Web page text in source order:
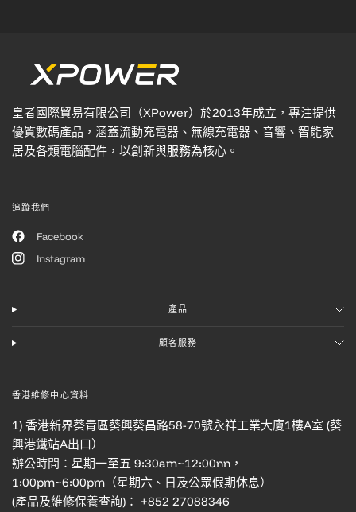
皇者國際貿易有限公司（XPower）於2013年成立，專注提供
優質數碼產品，涵蓋流動充電器、無線充電器、音響、智能家
居及各類電腦配件，以創新與服務為核心。
追蹤我們
Facebook
Instagram
產品
顧客服務
香港維修中心資料
1) 香港新界葵青區葵興葵昌路58-70號永祥工業大廈1樓A室 (葵
興港鐵站A出口）
辦公時間：星期一至五 9:30am~12:00nn，
1:00pm~6:00pm（星期六、日及公眾假期休息）
(產品及維修保養查詢)： +852 27088346